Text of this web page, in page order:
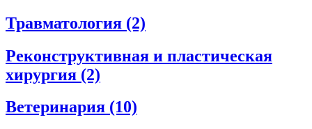
Травматология (2)
Реконструктивная и пластическая
хирургия (2)
Ветеринария (10)